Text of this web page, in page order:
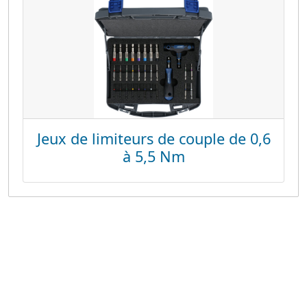
Jeux de limiteurs de couple de 0,6
à 5,5 Nm